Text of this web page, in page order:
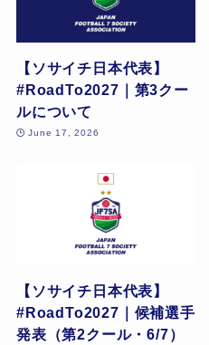
【ソサイチ日本代表】
#RoadTo2027｜第3クー
ルについて
June 17, 2026
【ソサイチ日本代表】
#RoadTo2027｜候補選手
発表（第2クール・6/7）